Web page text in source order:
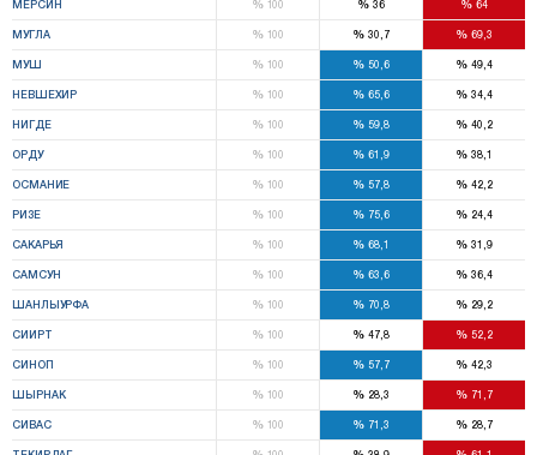
МЕРСИН %100 % 36 % 64
МУГЛА %100 % 30,7 % 69,3
МУШ %100 % 50,6 % 49,4
НЕВШЕХИР %100 % 65,6 % 34,4
НИГДЕ %100 % 59,8 % 40,2
ОРДУ %100 % 61,9 % 38,1
ОСМАНИЕ %100 % 57,8 % 42,2
РИЗЕ %100 % 75,6 % 24,4
САКАРЬЯ %100 % 68,1 % 31,9
САМСУН %100 % 63,6 % 36,4
ШАНЛЫУРФА %100 % 70,8 % 29,2
СИИРТ %100 % 47,8 % 52,2
СИНОП %100 % 57,7 % 42,3
ШЫРНАК %100 % 28,3 % 71,7
СИВАС %100 % 71,3 % 28,7